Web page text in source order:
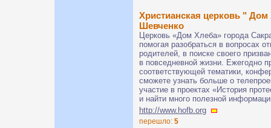
Христианская церковь "
Шевченко
Церковь «Дом Хлеба» города
помогая разобраться в вопросах
родителей, в поиске своего
в повседневной жизни. Ежегодно
соответствующей тематики,
сможете узнать больше о
участие в проектах «История
и найти много полезной
http://www.hofb.org
перешло: 5